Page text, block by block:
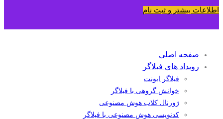
اطلاعات بیشتر و ثبت نام
صفحه اصلی
رویداد های فیلاگر
فیلاگر ایونت
خوانش گروهی با فیلاگر
ژورنال کلاب هوش مصنوعی
کدنویسی هوش مصنوعی با فیلاگر